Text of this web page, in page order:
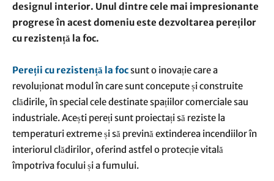
designul interior. Unul dintre cele mai impresionante
progrese în acest domeniu este dezvoltarea pereților
cu rezistență la foc.
Pereții cu rezistență la focsunt o inovație care a
revoluționat modul în care sunt concepute și construite
clădirile, în special cele destinate spațiilor comerciale sau
industriale. Acești pereți sunt proiectați să reziste la
temperaturi extreme și să prevină extinderea incendiilor în
interiorul clădirilor, oferind astfel o protecție vitală
împotriva focului și a fumului.